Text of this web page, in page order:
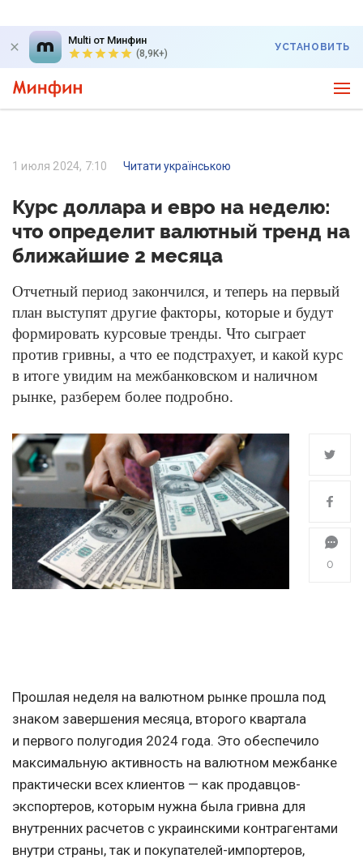
Multi от Минфин
(8,9K+)
УСТАНОВИТЬ
1 июля 2024, 7:10 Читати українською
Курс доллара и евро на неделю:
что определит валютный тренд на
ближайшие 2 месяца
Отчетный период закончился, и теперь на первый
план выступят другие факторы, которые и будут
формировать курсовые тренды. Что сыграет
против гривны, а что ее подстрахует, и какой курс
в итоге увидим на межбанковском и наличном
рынке, разберем более подробно.
0
Прошлая неделя на валютном рынке прошла под
знаком завершения месяца, второго квартала
и первого полугодия 2024 года. Это обеспечило
максимальную активность на валютном межбанке
практически всех клиентов — как продавцов-
экспортеров, которым нужна была гривна для
внутренних расчетов с украинскими контрагентами
внутри страны, так и покупателей-импортеров,